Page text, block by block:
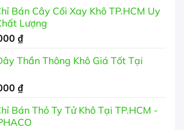
từ
Bán Cây Cối Xay Khô TP.HCM Uy
Lượng
₫
Thần Thông Khô Giá Tốt Tại
₫
Bán Thỏ Ty Tử Khô Tại TP.HCM -